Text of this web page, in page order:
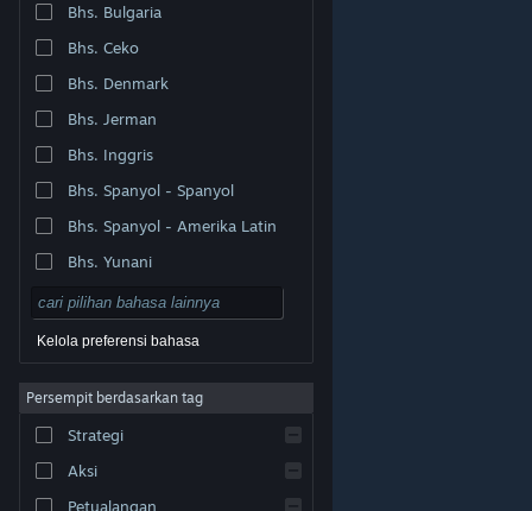
Undang. Semua merek dagang merupakan hak pemilik
Legal| Aksesibilitas
Pengembalian Dana
Bhs. Bulgaria
Bhs. Ceko
Bhs. Denmark
Bhs. Jerman
Bhs. Inggris
Bhs. Spanyol - Spanyol
Bhs. Spanyol - Amerika Latin
Bhs. Yunani
Kelola preferensi bahasa
Persempit berdasarkan tag
Strategi
Aksi
Petualangan